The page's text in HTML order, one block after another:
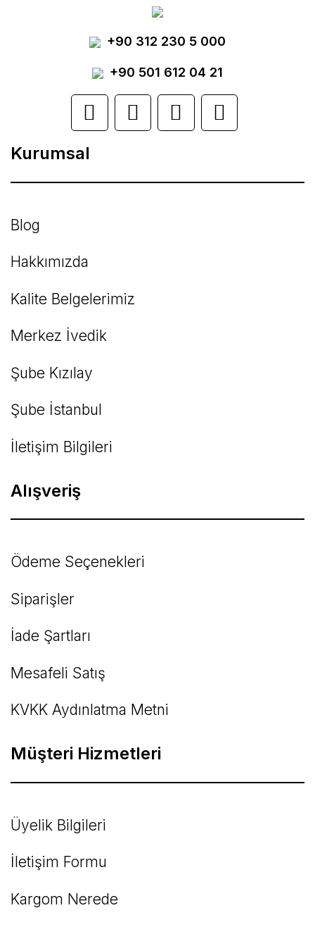
Yorum Yaz
Ürün resmi kalitesiz, bozuk veya
görüntülenemiyor.
Ürün açıklamasında eksik bilgiler bulunuyor.
Ürün bilgilerinde hatalar bulunuyor.
Ürün fiyatı diğer sitelerden daha pahalı.
Bu ürüne benzer farklı alternatifler olmalı.
+90 312 230 5 000
+90 501 612 04 21
Kurumsal
Blog
Hakkımızda
Kalite Belgelerimiz
Merkez İvedik
Şube Kızılay
Şube İstanbul
İletişim Bilgileri
Alışveriş
Ödeme Seçenekleri
Siparişler
İade Şartları
Mesafeli Satış
KVKK Aydınlatma Metni
Müşteri Hizmetleri
Üyelik Bilgileri
İletişim Formu
Kargom Nerede